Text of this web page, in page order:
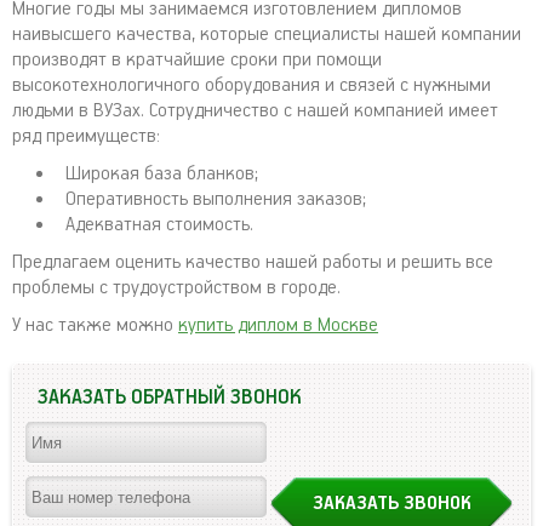
Многие годы мы занимаемся изготовлением дипломов
наивысшего качества, которые специалисты нашей компании
производят в кратчайшие сроки при помощи
высокотехнологичного оборудования и связей с нужными
людьми в ВУЗах. Сотрудничество с нашей компанией имеет
ряд преимуществ:
Широкая база бланков;
Оперативность выполнения заказов;
Адекватная стоимость.
Предлагаем оценить качество нашей работы и решить все
проблемы с трудоустройством в городе.
У нас также можно купить диплом в Москве
ЗАКАЗАТЬ ОБРАТНЫЙ ЗВОНОК